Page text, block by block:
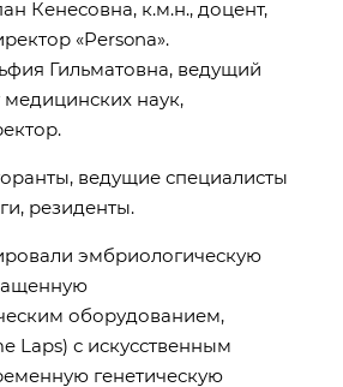
Кенесовна, к.м.н., доцент,
«Persona».
Гильматовна, ведущий
медицинских наук,
ведущие специалисты
резиденты.
эмбриологическую
оборудованием,
Laps) с искусственным
генетическую